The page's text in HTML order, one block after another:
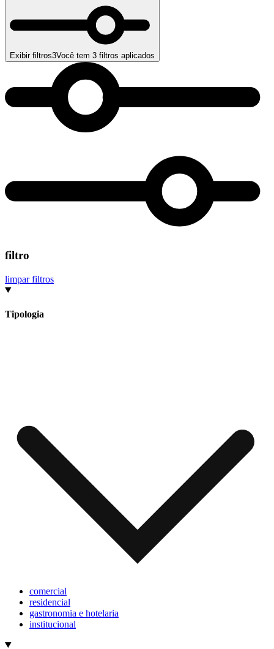
Exibir filtros3Você tem 3 filtros aplicados
filtro
limpar filtros
Tipologia
comercial
residencial
gastronomia e hotelaria
institucional